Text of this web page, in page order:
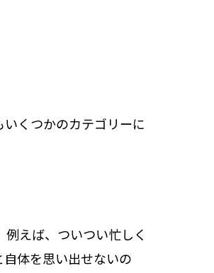
くつかのカテゴリーに
えば、ついつい忙しく
体を思い出せないの